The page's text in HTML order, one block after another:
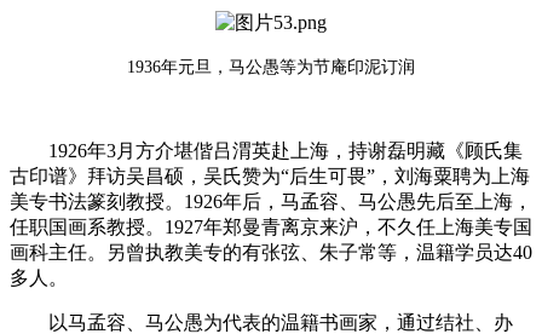
1936年元旦，马公愚等为节庵印泥订润
1926年3月方介堪偕吕渭英赴上海，持谢磊明藏《顾氏集
古印谱》拜访吴昌硕，吴氏赞为“后生可畏”，刘海粟聘为上海
美专书法篆刻教授。1926年后，马孟容、马公愚先后至上海，
任职国画系教授。1927年郑曼青离京来沪，不久任上海美专国
画科主任。另曾执教美专的有张弦、朱子常等，温籍学员达40
多人。
以马孟容、马公愚为代表的温籍书画家，通过结社、办